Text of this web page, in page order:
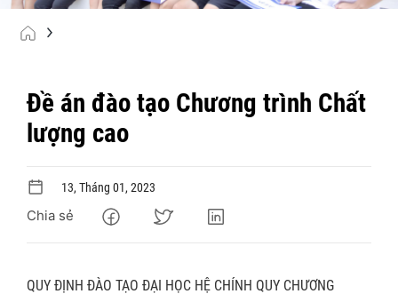
Đề án đào tạo Chương trình Chất
lượng cao
13, Tháng 01, 2023
Chia sẻ
QUY ĐỊNH ĐÀO TẠO ĐẠI HỌC HỆ CHÍNH QUY CHƯƠNG